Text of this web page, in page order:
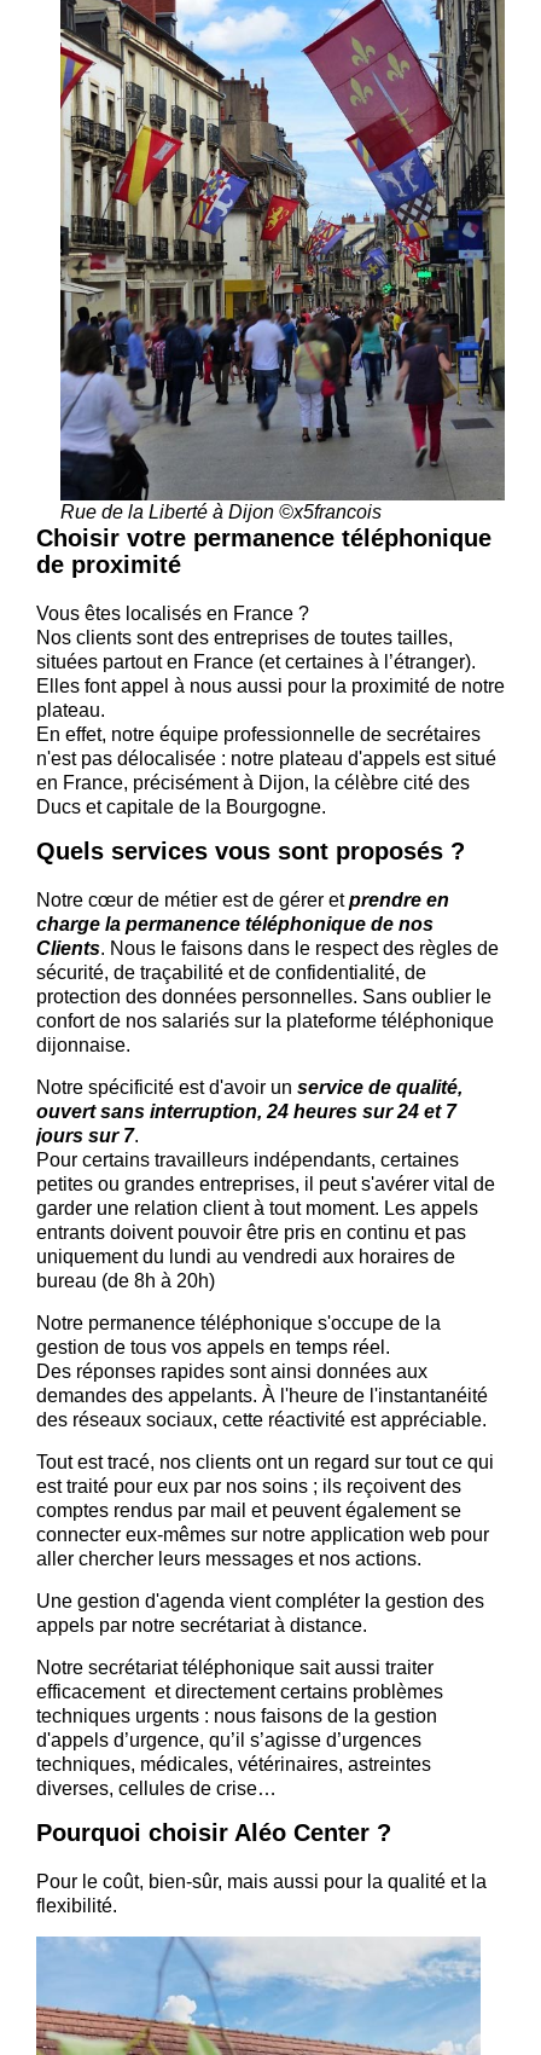
Rue de la Liberté à Dijon ©x5francois
Choisir votre permanence téléphonique
de proximité
Vous êtes localisés en France ?
Nos clients sont des entreprises de toutes tailles,
situées partout en France (et certaines à l’étranger).
Elles font appel à nous aussi pour la proximité de notre
plateau.
En effet, notre équipe professionnelle de secrétaires
n'est pas délocalisée : notre plateau d'appels est situé
en France, précisément à Dijon, la célèbre cité des
Ducs et capitale de la Bourgogne.
Quels services vous sont proposés ?
Notre cœur de métier est de gérer etprendre en
charge la permanence téléphonique de nos
Clients. Nous le faisons dans le respect des règles de
sécurité, de traçabilité et de confidentialité, de
protection des données personnelles. Sans oublier le
confort de nos salariés sur la plateforme téléphonique
dijonnaise.
Notre spécificité est d'avoir un service de qualité,
ouvert sans interruption, 24 heures sur 24 et 7
jours sur 7.
Pour certains travailleurs indépendants, certaines
petites ou grandes entreprises, il peut s'avérer vital de
garder une relation client à tout moment. Les appels
entrants doivent pouvoir être pris en continu et pas
uniquement du lundi au vendredi aux horaires de
bureau (de 8h à 20h)
Notre permanence téléphonique s'occupe de la
gestion de tous vos appels en temps réel.
Des réponses rapides sont ainsi données aux
demandes des appelants. À l'heure de l'instantanéité
des réseaux sociaux, cette réactivité est appréciable.
Tout est tracé, nos clients ont un regard sur tout ce qui
est traité pour eux par nos soins ; ils reçoivent des
comptes rendus par mail et peuvent également se
connecter eux-mêmes sur notre application web pour
aller chercher leurs messages et nos actions.
Une gestion d'agenda vient compléter la gestion des
appels par notre secrétariat à distance.
Notre secrétariat téléphonique sait aussi traiter
efficacement et directement certains problèmes
techniques urgents : nous faisons de la gestion
d'appels d’urgence, qu’il s’agisse d’urgences
techniques, médicales, vétérinaires, astreintes
diverses, cellules de crise…
Pourquoi choisir Aléo Center ?
Pour le coût, bien-sûr, mais aussi pour la qualité et la
flexibilité.